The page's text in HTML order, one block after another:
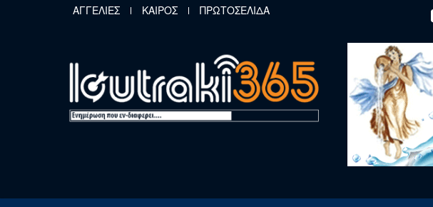
Παράκαμψη προς το κυρίως περιεχόμενο
ΑΓΓΕΛΙΕΣ ΚΑΙΡΟΣ ΠΡΩΤΟΣΕΛΙΔΑ